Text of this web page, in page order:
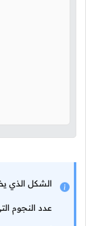
الشكل الذي
عدد النجوم